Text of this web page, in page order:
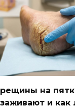
на
и как